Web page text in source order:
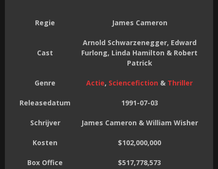
Regie James Cameron
Cast
Arnold Schwarzenegger, Edward
Furlong, Linda Hamilton & Robert
Patrick
Genre Actie, Sciencefiction & Thriller
Releasedatum 1991-07-03
Schrijver James Cameron & William Wisher
Kosten $102,000,000
Box Office $517,778,573